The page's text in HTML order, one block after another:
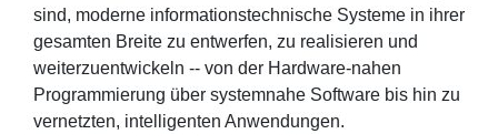
sind, moderne informationstechnische Systeme in ihrer
gesamten Breite zu entwerfen, zu realisieren und
weiterzuentwickeln -- von der Hardware-nahen
Programmierung über systemnahe Software bis hin zu
vernetzten, intelligenten Anwendungen.